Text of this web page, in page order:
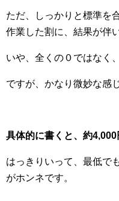
ただ、しっかりと標準を
作業した割に、結果が伴
いや、全くの０ではなく
ですが、かなり微妙な感
具体的に書くと、約4,000
はっきりいって、最低で
がホンネです。